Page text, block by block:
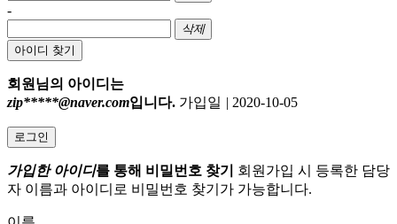
-
삭제
아이디 찾기
회원님의 아이디는
zip*****@naver.com입니다. 가입일 | 2020-10-05
로그인
가입한 아이디를 통해 비밀번호 찾기
회원가입 시 등록한 담당
자 이름과 아이디로 비밀번호 찾기가 가능합니다.